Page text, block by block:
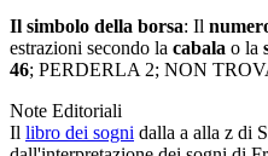
Il simbolo della borsa: Il
estrazioni secondo la cabala o la
46; PERDERLA 2; NON
Note Editoriali
Il libro dei sogni dalla a alla z di